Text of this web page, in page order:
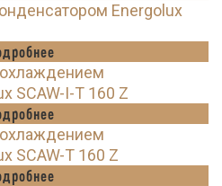
Energolux
SCAW-I-T 160 Z
SCAW-T 160 Z